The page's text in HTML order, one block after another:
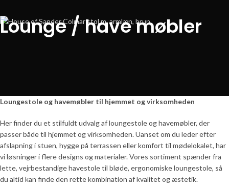
Lounge / have møbler
Loungestole og havemøbler til hjemmet og virksomheden
Her finder du et stilfuldt udvalg af loungestole og havemøbler, der
passer både til hjemmet og virksomheden. Uanset om du leder efter
afslapning i stuen, hygge på terrassen eller komfort til mødelokalet, har
vi løsninger i flere designs og materialer. Vores sortiment spænder fra
lette, vejrbestandige havestole til bløde, ergonomiske loungestole, så
du altid kan finde den rette kombination af kvalitet og æstetik.